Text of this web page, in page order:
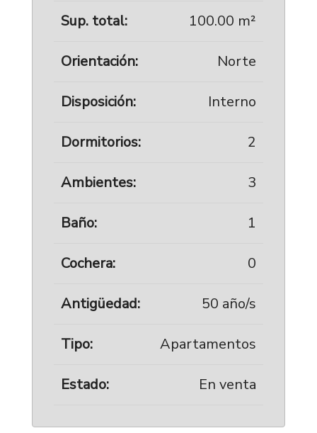
Sup. total: 100.00 m²
Orientación: Norte
Disposición: Interno
Dormitorios: 2
Ambientes: 3
Baño: 1
Cochera: 0
Antigüedad: 50 año/s
Tipo: Apartamentos
Estado: En venta